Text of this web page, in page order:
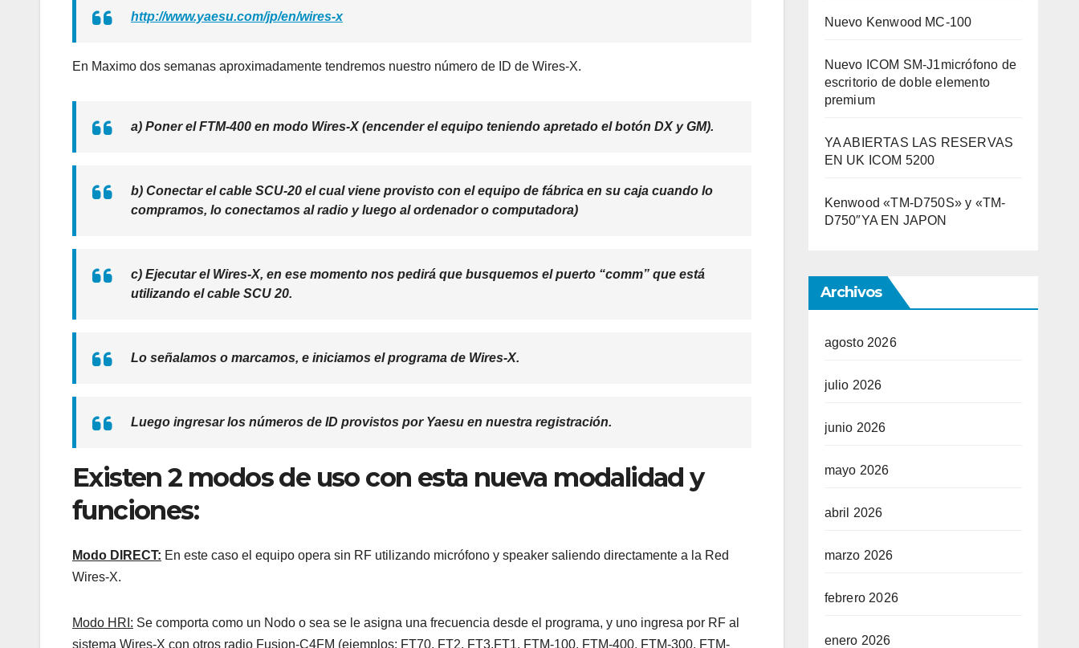
http://www.yaesu.com/jp/en/wires-x
En Maximo dos semanas aproximadamente tendremos nuestro número de ID de Wires-X.
a) Poner el FTM-400 en modo Wires-X (encender el equipo teniendo apretado el botón DX y GM).
b) Conectar el cable SCU-20 el cual viene provisto con el equipo de fábrica en su caja cuando lo
compramos, lo conectamos al radio y luego al ordenador o computadora)
c) Ejecutar el Wires-X, en ese momento nos pedirá que busquemos el puerto “comm” que está
utilizando el cable SCU 20.
Lo señalamos o marcamos, e iniciamos el programa de Wires-X.
Luego ingresar los números de ID provistos por Yaesu en nuestra registración.
Existen 2 modos de uso con esta nueva modalidad y
funciones:
Modo DIRECT: En este caso el equipo opera sin RF utilizando micrófono y speaker saliendo directamente a la Red
Wires-X.
Modo HRI: Se comporta como un Nodo o sea se le asigna una frecuencia desde el programa, y uno ingresa por RF al
sistema Wires-X con otros radio Fusion-C4FM (ejemplos: FT70, FT2, FT3,FT1, FTM-100, FTM-400, FTM-300, FTM-
Nuevo Kenwood MC-100
Nuevo ICOM SM-J1micrófono de
escritorio de doble elemento
premium
YA ABIERTAS LAS RESERVAS
EN UK ICOM 5200
Kenwood «TM-D750S» y «TM-
D750″YA EN JAPON
Archivos
agosto 2026
julio 2026
junio 2026
mayo 2026
abril 2026
marzo 2026
febrero 2026
enero 2026